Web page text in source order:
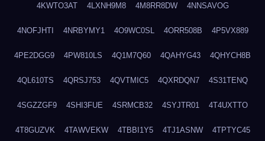
4KWTO3AT 4LXNH9M8 4M8RR8DW 4NNSAVOG
4NOFJHTI 4NRBYMY1 4O9WC0SL 4ORR508B 4P5VX889
4PE2DGG9 4PW810LS 4Q1M7Q60 4QAHYG43 4QHYCH8B
4QL610TS 4QRSJ753 4QVTMIC5 4QXRDQN7 4S31TENQ
4SGZZGF9 4SHI3FUE 4SRMCB32 4SYJTR01 4T4UXTTO
4T8GUZVK 4TAWVEKW 4TBBI1Y5 4TJ1ASNW 4TPTYC45